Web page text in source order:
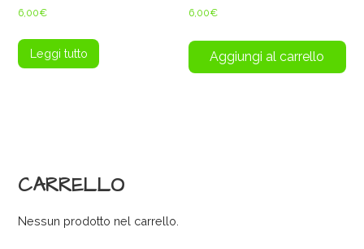
6,00€
Leggi tutto
6,00€
Aggiungi al carrello
CARRELLO
Nessun prodotto nel carrello.